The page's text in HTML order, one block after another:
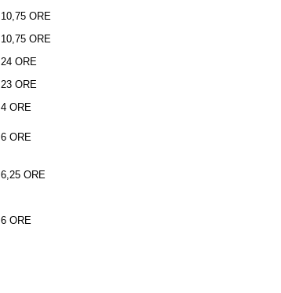
10,75 ORE
10,75 ORE
24 ORE
23 ORE
4 ORE
6 ORE
6,25 ORE
6 ORE